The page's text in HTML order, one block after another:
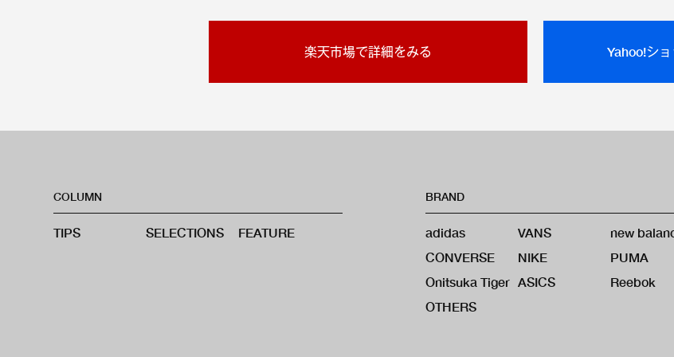
楽天市場で詳細をみる Yahoo!シ
COLUMN
TIPS SELECTIONS FEATURE
BRAND
adidas VANS
new
CONVERSE
NIKE
PUMA
Onitsuka Tiger ASICS
Reebok
OTHERS